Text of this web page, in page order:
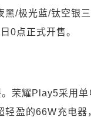
/极光蓝/钛空银
0点正式开售。
荣耀Play5采用
盈的66W充电